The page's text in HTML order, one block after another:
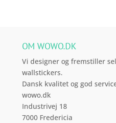
OM WOWO.DK
Vi designer og fremstiller
wallstickers.
Dansk kvalitet og god
wowo.dk
Industrivej 18
7000 Fredericia